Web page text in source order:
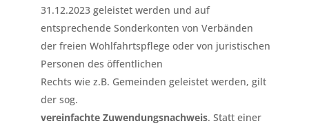
31.12.2023 geleistet werden und auf
entsprechende Sonderkonten von Verbänden
der freien Wohlfahrtspflege oder von juristischen
Personen des öffentlichen
Rechts wie z.B. Gemeinden geleistet werden, gilt
der sog.
vereinfachte Zuwendungsnachweis. Statt einer